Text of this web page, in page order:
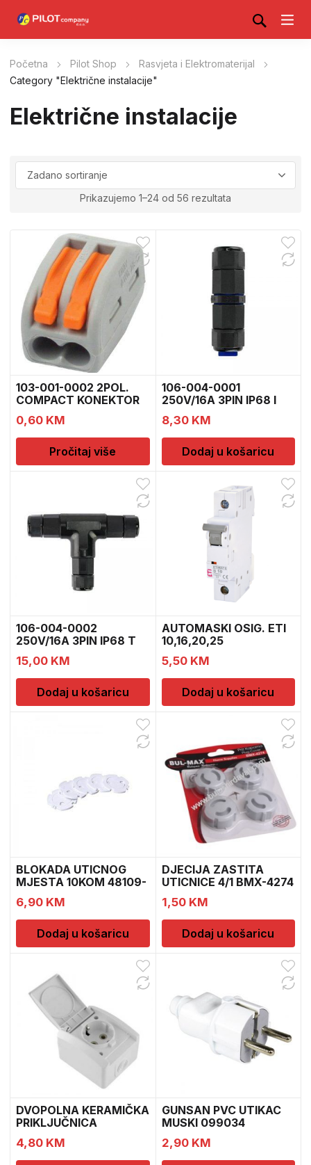
Početna Pilot Shop
Rasvjeta i Elektromaterijal
Category "Električne instalacije"
Električne instalacije
Prikazujemo 1–24 od 56 rezultata
103-001-0002 2POL.
COMPACT KONEKTOR
0,60 KM
Pročitaj više
106-004-0001
250V/16A 3PIN IP68 I
8,30 KM
Dodaj u košaricu
106-004-0002
250V/16A 3PIN IP68 T
KONEKT
15,00 KM
Dodaj u košaricu
AUTOMASKI OSIG. ETI
10,16,20,25
5,50 KM
Dodaj u košaricu
BLOKADA UTICNOG
MJESTA 10KOM 48109-
6,90 KM
Dodaj u košaricu
DJECIJA ZASTITA
UTICNICE 4/1 BMX-4274
1,50 KM
Dodaj u košaricu
DVOPOLNA KERAMIČKA
PRIKLJUČNICA
14.01.050 1198
4,80 KM
GUNSAN PVC UTIKAC
MUSKI 099034
2,90 KM